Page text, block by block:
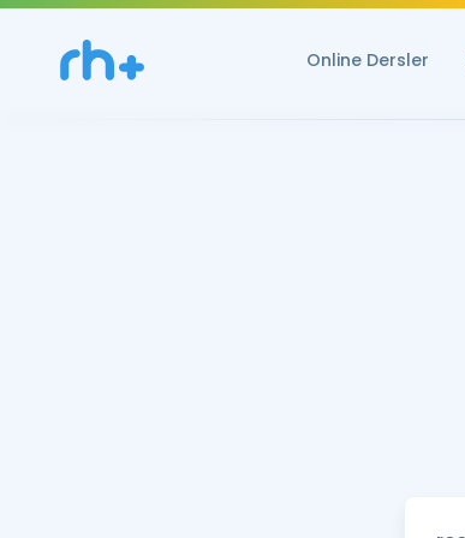
Online Dersler